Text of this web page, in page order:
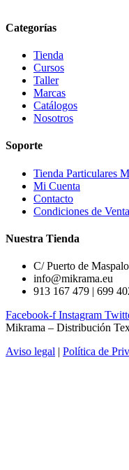
Categorías
Tienda
Cursos
Taller
Marcas
Catálogos
Nosotros
Soporte
Tienda Particulares
Mi Cuenta
Contacto
Condiciones de Venta
Nuestra Tienda
C/ Puerto de
info@mikrama.eu
913 167 479 | 699
Facebook-f Instagram
Mikrama – Distribución
Aviso legal | Política de